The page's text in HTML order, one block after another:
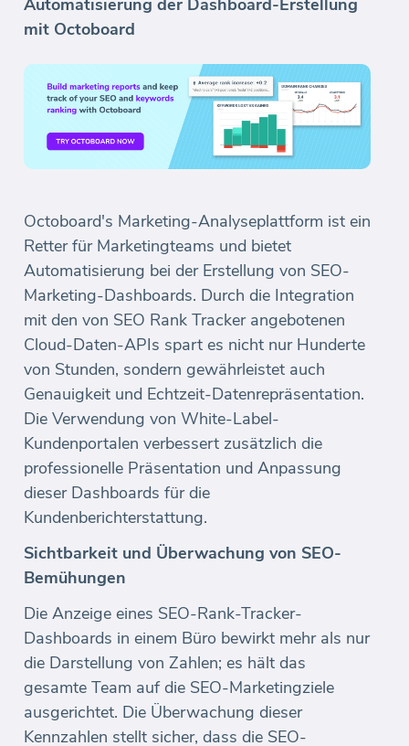
Automatisierung der Dashboard-Erstellung
mit Octoboard
Octoboard's Marketing-Analyseplattform ist ein
Retter für Marketingteams und bietet
Automatisierung bei der Erstellung von SEO-
Marketing-Dashboards. Durch die Integration
mit den von SEO Rank Tracker angebotenen
Cloud-Daten-APIs spart es nicht nur Hunderte
von Stunden, sondern gewährleistet auch
Genauigkeit und Echtzeit-Datenrepräsentation.
Die Verwendung von White-Label-
Kundenportalen verbessert zusätzlich die
professionelle Präsentation und Anpassung
dieser Dashboards für die
Kundenberichterstattung.
Sichtbarkeit und Überwachung von SEO-
Bemühungen
Die Anzeige eines SEO-Rank-Tracker-
Dashboards in einem Büro bewirkt mehr als nur
die Darstellung von Zahlen; es hält das
gesamte Team auf die SEO-Marketingziele
ausgerichtet. Die Überwachung dieser
Kennzahlen stellt sicher, dass die SEO-